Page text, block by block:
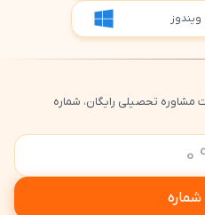
مشاوره تحصیلی رایگان، شماره